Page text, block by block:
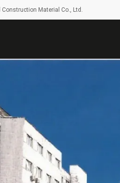
Material Co., Ltd.